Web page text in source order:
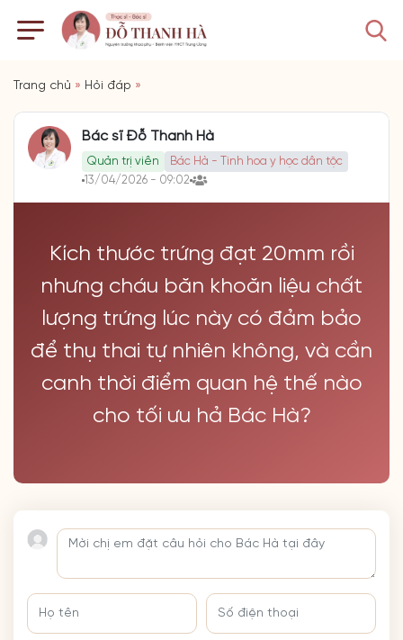
Trang chủ » Hỏi đáp »
Bác sĩ Đỗ Thanh Hà
Quản trị viên
Bác Hà - Tinh hoa y học dân tộc
13/04/2026 - 09:02
Kích thước trứng đạt 20mm rồi
nhưng cháu băn khoăn liệu chất
lượng trứng lúc này có đảm bảo
để thụ thai tự nhiên không, và cần
canh thời điểm quan hệ thế nào
cho tối ưu hả Bác Hà?